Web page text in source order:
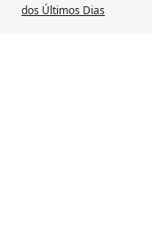
dos Últimos Dias